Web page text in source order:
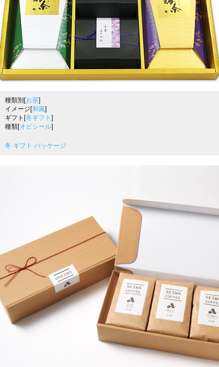
種類別[お茶]
イメージ[和風]
ギフト[冬ギフト ]
種類[オビシール]
冬 ギフト パッケージ